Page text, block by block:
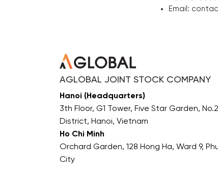
Email:
AGLOBAL JOINT STOCK COMPANY
Hanoi (Headquarters)
3th Floor, G1 Tower, Five Star Garden,
District, Hanoi, Vietnam
Ho Chi Minh
Orchard Garden, 128 Hong Ha, Ward 9,
City